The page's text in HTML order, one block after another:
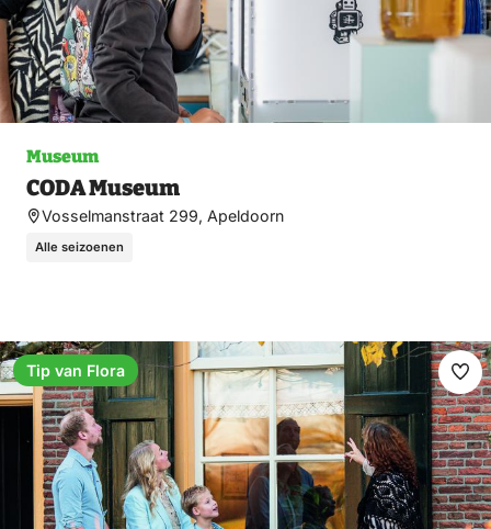
Museum
CODA Museum
Vosselmanstraat 299, Apeldoorn
Alle seizoenen
Tip van Flora